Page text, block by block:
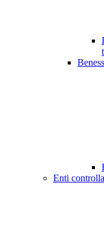
Enti